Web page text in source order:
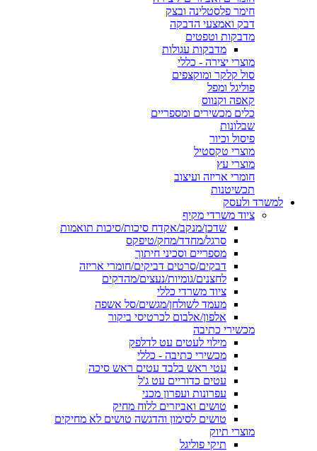
חימר פלסטלינה ובצק
דבק ואמצעי הדבקה
מדבקות וטפטים
מדבקות עגולות
מוצרי יצירה - כללי
סול קלקר ומוקצפים
פוליגל ומפל
קאפה וקנווס
כלים מכשירים ומספריים
שבלונות
פיסול וכיור
מוצרי טקסטיל
מוצרי עץ
חומרי אריזה ועיצוב
תכשיטנות
למשרד ולעסק
ציוד משרדי מקיף
שדכן/מנקב/אקדח סיכות/סיכות תואמות
סרגל/מחדד/מחק/טיפקס
מספריים וסכיני חיתוך
דבקים/סרטים דביקים/חומרי אריזה
לחצנים/גומיות/נעצים/מהדקים
ציוד משרדי כללי
מעמד לשולחן/מגשים/סל אשפה
אלפון/אלבום לכרטיסי ביקור
מכשירי כתיבה
מילוי לעטים עט לדלפק
מכשירי כתיבה - כללי
עטי ראש בלבד עטים ראש סיכה
עטים כדוריים עט ג'ל
עפרונות ועפרון מכני
טושים ואביזרים ללוח מחיק
טושים לסימון והדגשה טושים לא מחיקים
מוצרי תיוק
תיקי פוליגל